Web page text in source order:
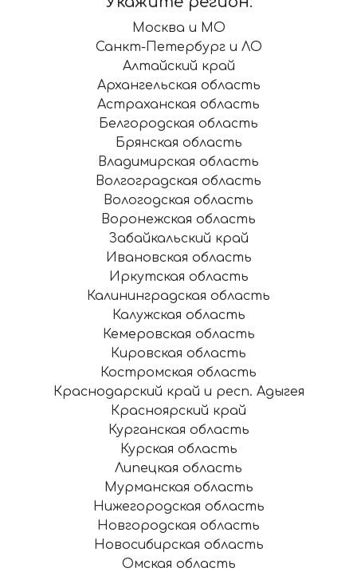
Москва и МО
Санкт-Петербург и ЛО
Алтайский край
Архангельская область
Астраханская область
Белгородская область
Брянская область
Владимирская область
Волгоградская область
Вологодская область
Воронежская область
Забайкальский край
Ивановская область
Иркутская область
Калининградская область
Калужская область
Кемеровская область
Кировская область
Костромская область
Краснодарский край и респ. Адыгея
Красноярский край
Курганская область
Курская область
Липецкая область
Мурманская область
Нижегородская область
Новгородская область
Новосибирская область
Омская область